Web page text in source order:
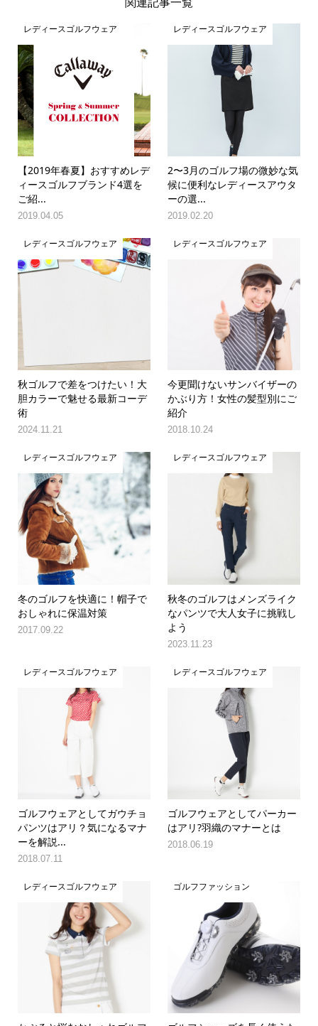
レディースゴルフウェア
【2019年春夏】おすすめレデ
ィースゴルフブランド4選を
ご紹...
2019.04.05
レディースゴルフウェア
2〜3月のゴルフ場の微妙な気
候に便利なレディースアウタ
ーの選...
2019.02.20
レディースゴルフウェア
秋ゴルフで差をつけたい！大
胆カラーで魅せる最新コーデ
術
2024.11.21
レディースゴルフウェア
今更聞けないサンバイザーの
かぶり方！女性の髪型別にご
紹介
2018.10.24
レディースゴルフウェア
冬のゴルフを快適に！帽子で
おしゃれに保温対策
2017.09.22
レディースゴルフウェア
秋冬のゴルフはメンズライク
なパンツで大人女子に挑戦し
よう
2023.11.23
レディースゴルフウェア
ゴルフウェアとしてガウチョ
パンツはアリ？気になるマナ
ーを解説...
2018.07.11
レディースゴルフウェア
ゴルフウェアとしてパーカー
はアリ?羽織のマナーとは
2018.06.19
レディースゴルフウェア ゴルフファッション